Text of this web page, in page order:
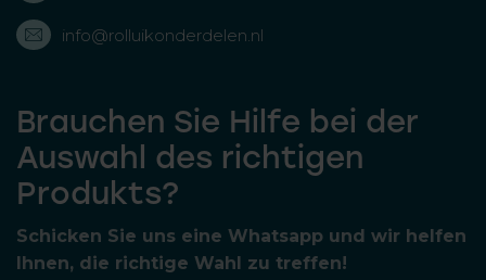
info@rolluikonderdelen.nl
Brauchen Sie Hilfe bei der
Auswahl des richtigen
Produkts?
Schicken Sie uns eine Whatsapp und wir helfen
Ihnen, die richtige Wahl zu treffen!